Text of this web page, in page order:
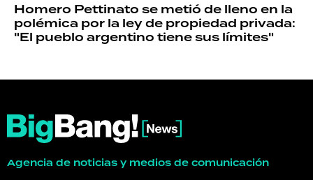
Homero Pettinato se metió de lleno en la
polémica por la ley de propiedad privada:
"El pueblo argentino tiene sus límites"
Agencia de noticias y medios de comunicación